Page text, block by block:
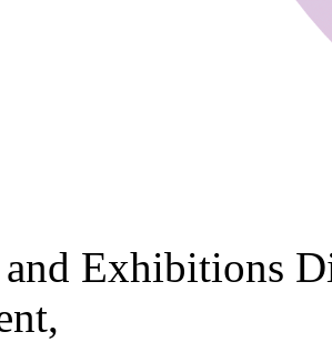
Exhibitions